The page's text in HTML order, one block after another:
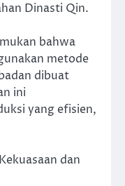
Dinasti Qin.
bahwa
metode
dibuat
ini
yang efisien,
dan